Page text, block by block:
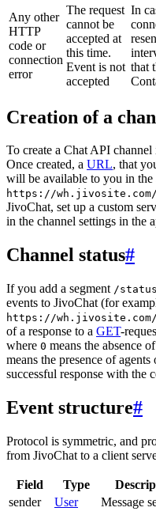
Any other
HTTP
code or
connection
error
The request
cannot be
accepted at
this time.
Event is not
accepted
In
that
Creation of a
To create a Chat API
Once created, a URL, that
will be available to you in the
https://
JivoChat, set up a custom
in the channel settings in the
Channel status#
If you add a segment /status
events to JivoChat (for
https://
of a response to a GET-
where 0 means the absence
means the presence of
successful response with the
Event structure#
Protocol is symmetric, and
from JivoChat to a client
Field Type
sender
User
Message